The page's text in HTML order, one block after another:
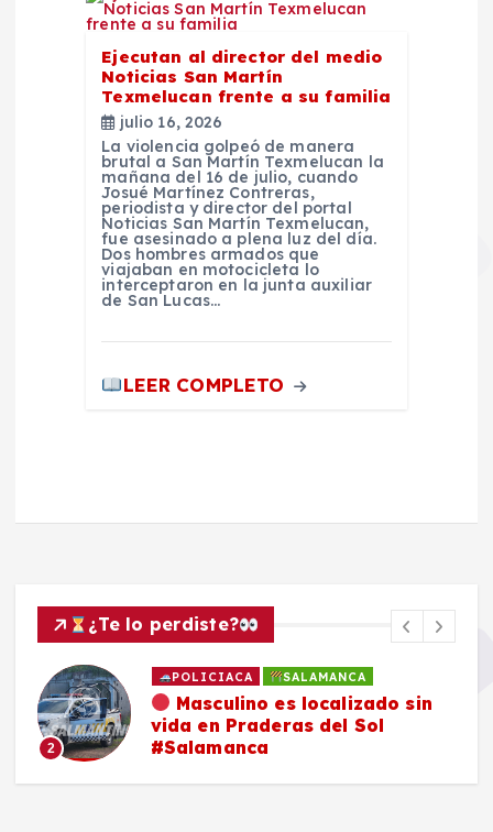
Ejecutan al director del medio
Noticias San Martín
Texmelucan frente a su familia
julio 16, 2026
La violencia golpeó de manera
brutal a San Martín Texmelucan la
mañana del 16 de julio, cuando
Josué Martínez Contreras,
periodista y director del portal
Noticias San Martín Texmelucan,
fue asesinado a plena luz del día.
Dos hombres armados que
viajaban en motocicleta lo
interceptaron en la junta auxiliar
de San Lucas…
LEER COMPLETO
¿Te lo perdiste?
2
POLICIACA SALAMANCA
Masculino es localizado sin
vida en Praderas del Sol
#Salamanca